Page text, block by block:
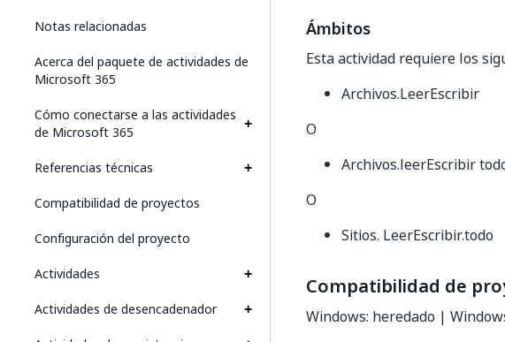
Notas relacionadas
Acerca del paquete de actividades de
Microsoft 365
Cómo conectarse a las actividades
de Microsoft 365
Referencias técnicas
Compatibilidad de proyectos
Configuración del proyecto
Actividades
Actividades de desencadenador
Ámbitos
Esta actividad requiere los
Archivos.LeerEscribir
O
Archivos.leerEscribir
O
Sitios. LeerEscribir.todo
Compatibilidad de
Windows: heredado |